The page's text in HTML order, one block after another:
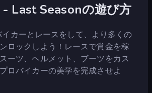
Last Seasonの遊び方
カーとレースをして、より多くの
ロックしよう！レースで賞金を稼
ーツ、ヘルメット、ブーツをカス
ロバイカーの美学を完成させよ